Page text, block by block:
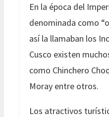
En la época del
denominada como
así la llamaban los
Cusco existen
como Chinchero
Moray entre otros.
Los atractivos